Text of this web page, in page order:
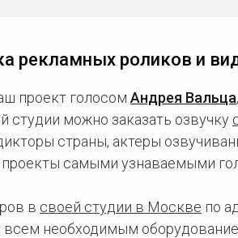
рекламных роликов и
проект голосом Андрея Вальца,
студии можно заказать озвучку
страны, актеры
самыми узнаваемыми
в своей студии в Москве по
необходимым